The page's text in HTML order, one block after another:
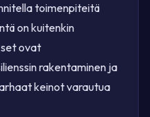
toimenpiteitä
on kuitenkin
ovat
rakentaminen ja
keinot varautua